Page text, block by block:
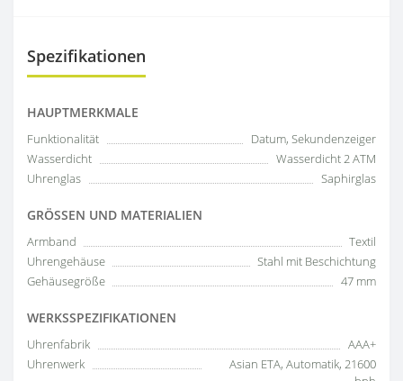
Spezifikationen
HAUPTMERKMALE
Funktionalität
Datum, Sekundenzeiger
Wasserdicht
Wasserdicht 2 ATM
Uhrenglas
Saphirglas
GRÖSSEN UND MATERIALIEN
Armband
Textil
Uhrengehäuse
Stahl mit Beschichtung
Gehäusegröße
47 mm
WERKSSPEZIFIKATIONEN
Uhrenfabrik
AAA+
Uhrenwerk
Asian ETA, Automatik, 21600